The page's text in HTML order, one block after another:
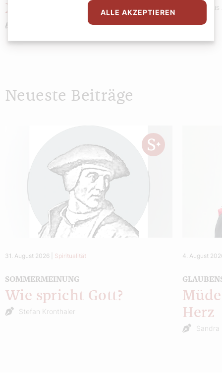
XVI.
Neueste Beiträge
31. August 2026 Spiritualität
SOMMERMEINUNG
Wie spricht Gott?
Stefan Kronthaler
4. August
Herz
Sandra
ALLE AKZEPTIEREN